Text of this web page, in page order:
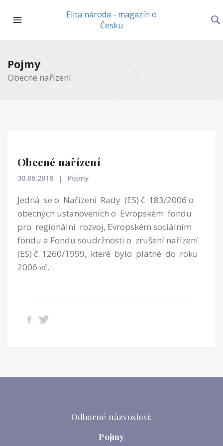
Elita národa - magazín o
Česku
Pojmy
Obecné nařízení
Obecné nařízení
30.06.2018 Pojmy
Jedná se o Nařízení Rady (ES) č. 183/2006 o
obecných ustanoveních o Evropském fondu
pro regionální rozvoj, Evropském sociálním
fondu a Fondu soudržnosti o zrušení nařízení
(ES) č. 1260/1999, které bylo platné do roku
2006 vč.
Odborné názvosloví:
Pojmy